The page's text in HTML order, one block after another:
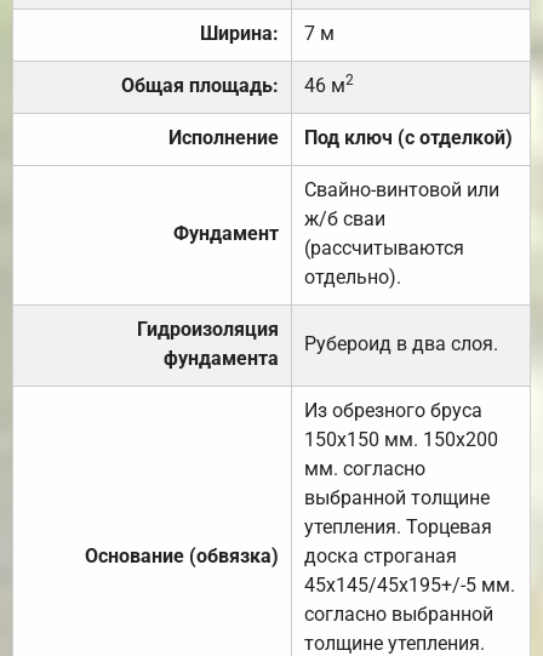
Ширина: 7 м
Общая площадь: 46 м2
Исполнение Под ключ (с отделкой)
Фундамент
Свайно-винтовой или
ж/б сваи
(рассчитываются
отдельно).
Гидроизоляция
фундамента
Рубероид в два слоя.
Основание (обвязка)
Из обрезного бруса
150х150 мм. 150х200
мм. согласно
выбранной толщине
утепления. Торцевая
доска строганая
45х145/45х195+/-5 мм.
согласно выбранной
толщине утепления.